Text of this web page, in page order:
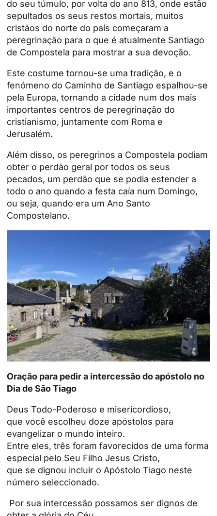
do seu túmulo, por volta do ano 813, onde estão
sepultados os seus restos mortais, muitos
cristãos do norte do país começaram a
peregrinação para o que é atualmente Santiago
de Compostela para mostrar a sua devoção.
Este costume tornou-se uma tradição, e o
fenómeno do Caminho de Santiago espalhou-se
pela Europa, tornando a cidade num dos mais
importantes centros de peregrinação do
cristianismo, juntamente com Roma e
Jerusalém.
Além disso, os peregrinos a Compostela podiam
obter o perdão geral por todos os seus
pecados, um perdão que se podia estender a
todo o ano quando a festa caía num Domingo,
ou seja, quando era um Ano Santo
Compostelano.
Oração para pedir a intercessão do apóstolo no
Dia de São Tiago
Deus Todo-Poderoso e misericordioso,
que você escolheu doze apóstolos para
evangelizar o mundo inteiro.
Entre eles, três foram favorecidos de uma forma
especial pelo Seu Filho Jesus Cristo,
que se dignou incluir o Apóstolo Tiago neste
número seleccionado.
Por sua intercessão possamos ser dignos de